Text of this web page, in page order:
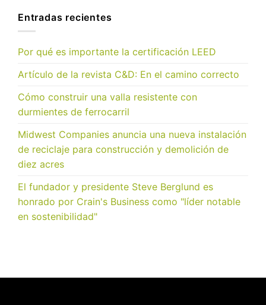
Entradas recientes
Por qué es importante la certificación LEED
Artículo de la revista C&D: En el camino correcto
Cómo construir una valla resistente con
durmientes de ferrocarril
Midwest Companies anuncia una nueva instalación
de reciclaje para construcción y demolición de
diez acres
El fundador y presidente Steve Berglund es
honrado por Crain's Business como "líder notable
en sostenibilidad"